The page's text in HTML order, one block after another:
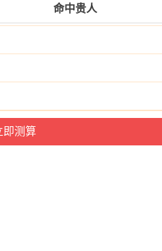
命中贵人